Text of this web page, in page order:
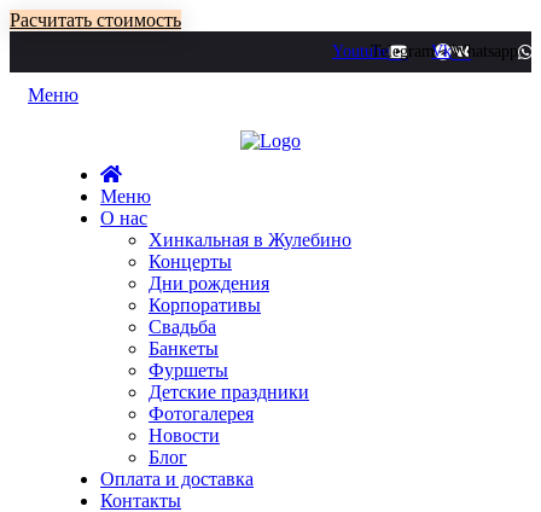
Расчитать стоимость
YoutubeTelegramVkWhatsapp
Меню
Меню
О нас
Хинкальная в Жулебино
Концерты
Дни рождения
Корпоративы
Свадьба
Банкеты
Фуршеты
Детские праздники
Фотогалерея
Новости
Блог
Оплата и доставка
Контакты